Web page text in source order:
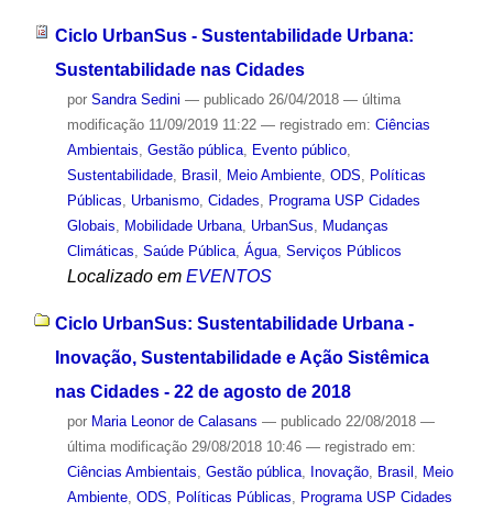
Ciclo UrbanSus - Sustentabilidade Urbana:
Sustentabilidade nas Cidades
por Sandra Sedini — publicado26/04/2018 — última
modificação11/09/2019 11:22 — registrado em: Ciências
Ambientais, Gestão pública, Evento público,
Sustentabilidade, Brasil , Meio Ambiente, ODS, Políticas
Públicas, Urbanismo, Cidades, Programa USP Cidades
Globais, Mobilidade Urbana, UrbanSus, Mudanças
Climáticas, Saúde Pública, Água, Serviços Públicos
Localizado em EVENTOS
Ciclo UrbanSus: Sustentabilidade Urbana -
Inovação, Sustentabilidade e Ação Sistêmica
nas Cidades - 22 de agosto de 2018
por Maria Leonor de Calasans — publicado22/08/2018 —
última modificação29/08/2018 10:46 — registrado em:
Ciências Ambientais Gestão pública, Inovação, Brasil
Meio
Ambiente, ODS Políticas Públicas
Programa USP Cidades